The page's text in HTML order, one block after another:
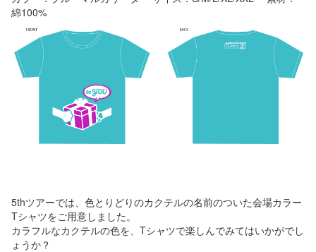
綿100%
5thツアーでは、色とりどりのカクテルの名前のついた会場カラー
Tシャツをご用意しました。
カラフルなカクテルの色を、Tシャツで楽しんでみてはいかがでし
ょうか？